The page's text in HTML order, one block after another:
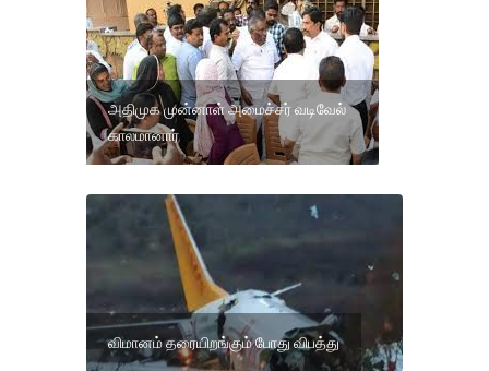
அதிமுக முன்னாள் அமைச்சர் வடிவேல்
காலமானார்
விமானம் தரையிறங்கும் போது விபத்து